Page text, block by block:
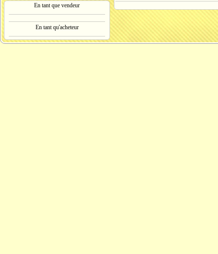
En tant que vendeur
En tant qu'acheteur